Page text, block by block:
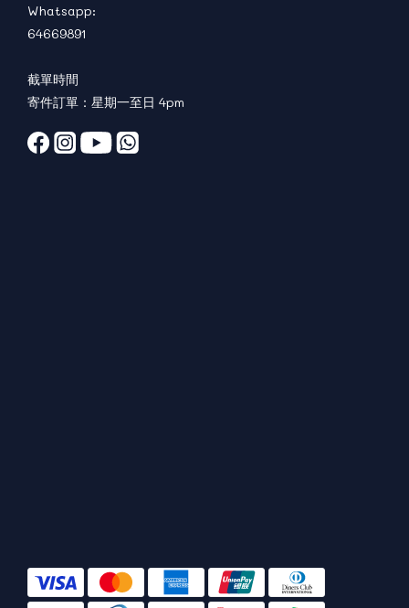
Whatsapp:
64669891
截單時間
寄件訂單：星期一至日 4pm